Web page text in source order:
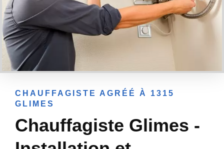
CHAUFFAGISTE AGRÉÉ À 1315
GLIMES
Chauffagiste Glimes -